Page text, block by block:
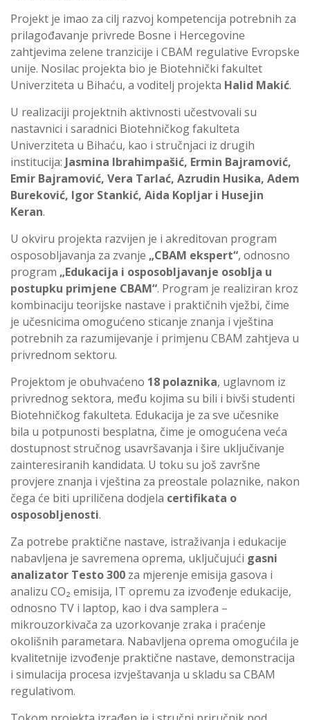
Projekt je imao za cilj razvoj kompetencija potrebnih za
prilagođavanje privrede Bosne i Hercegovine
zahtjevima zelene tranzicije i CBAM regulative Evropske
unije. Nosilac projekta bio je Biotehnički fakultet
Univerziteta u Bihaću, a voditelj projekta Halid Makić.
U realizaciji projektnih aktivnosti učestvovali su
nastavnici i saradnici Biotehničkog fakulteta
Univerziteta u Bihaću, kao i stručnjaci iz drugih
institucija: Jasmina Ibrahimpašić, Ermin Bajramović,
Emir Bajramović, Vera Tarlać, Azrudin Husika, Adem
Bureković, Igor Stankić, Aida Kopljar i Husejin
Keran.
U okviru projekta razvijen je i akreditovan program
osposobljavanja za zvanje „CBAM ekspert“, odnosno
program „Edukacija i osposobljavanje osoblja u
postupku primjene CBAM“. Program je realiziran kroz
kombinaciju teorijske nastave i praktičnih vježbi, čime
je učesnicima omogućeno sticanje znanja i vještina
potrebnih za razumijevanje i primjenu CBAM zahtjeva u
privrednom sektoru.
Projektom je obuhvaćeno 18 polaznika, uglavnom iz
privrednog sektora, među kojima su bili i bivši studenti
Biotehničkog fakulteta. Edukacija je za sve učesnike
bila u potpunosti besplatna, čime je omogućena veća
dostupnost stručnog usavršavanja i šire uključivanje
zainteresiranih kandidata. U toku su još završne
provjere znanja i vještina za preostale polaznike, nakon
čega će biti upriličena dodjela certifikata o
osposobljenosti.
Za potrebe praktične nastave, istraživanja i edukacije
nabavljena je savremena oprema, uključujući gasni
analizator Testo 300 za mjerenje emisija gasova i
analizu CO₂ emisija, IT opremu za izvođenje edukacije,
odnosno TV i laptop, kao i dva samplera –
mikrouzorkivača za uzorkovanje zraka i praćenje
okolišnih parametara. Nabavljena oprema omogućila je
kvalitetnije izvođenje praktične nastave, demonstracija
i simulacija procesa izvještavanja u skladu sa CBAM
regulativom.